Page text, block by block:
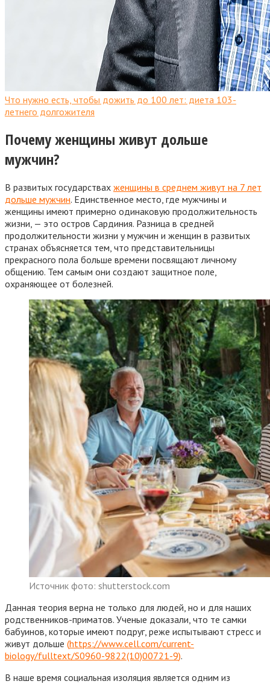
Что нужно есть, чтобы дожить до 100 лет: диета 103-
летнего долгожителя
Почему женщины живут дольше
мужчин?
В развитых государствах женщины в среднем живут на 7 лет
дольше мужчин. Единственное место, где мужчины и
женщины имеют примерно одинаковую продолжительность
жизни, — это остров Сардиния. Разница в средней
продолжительности жизни у мужчин и женщин в развитых
странах объясняется тем, что представительницы
прекрасного пола больше времени посвящают личному
общению. Тем самым они создают защитное поле,
охраняющее от болезней.
Источник фото: shutterstock.com
Данная теория верна не только для людей, но и для наших
родственников-приматов. Ученые доказали, что те самки
бабуинов, которые имеют подруг, реже испытывают стресс и
живут дольше (https://www.cell.com/current-
biology/fulltext/S0960-9822(10)00721-9).
В наше время социальная изоляция является одним из